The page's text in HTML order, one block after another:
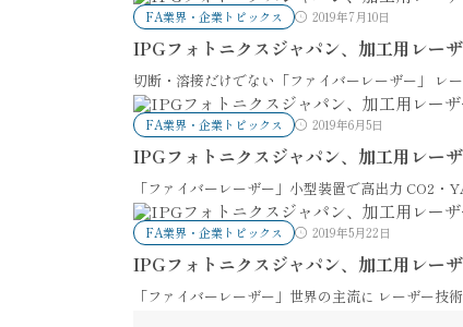
FA業界・企業トピックス 2019年7月10日
IPGフォトニクスジャパン、加工用レー
切断・溶接だけでない「ファイバーレーザー」
FA業界・企業トピックス 2019年6月5日
IPGフォトニクスジャパン、加工用レー
「ファイバーレーザー」小型装置で高出力 CO2
FA業界・企業トピックス 2019年5月22日
IPGフォトニクスジャパン、加工用レー
「ファイバーレーザー」世界の主流に レーザー